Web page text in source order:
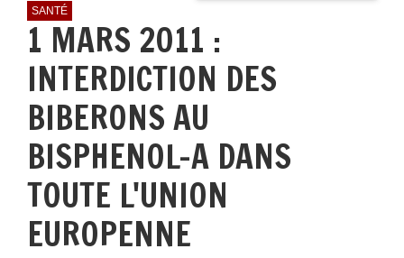
SANTÉ
1 MARS 2011 :
INTERDICTION DES
BIBERONS AU
BISPHENOL-A DANS
TOUTE L'UNION
EUROPENNE